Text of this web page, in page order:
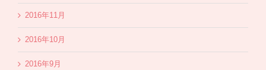
2016年11月
2016年10月
2016年9月